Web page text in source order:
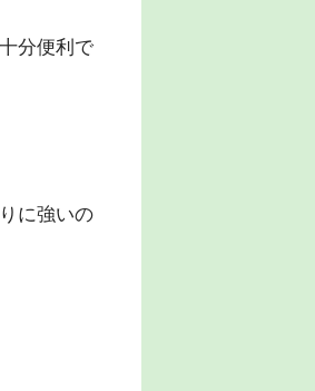
分便利で
に強いの